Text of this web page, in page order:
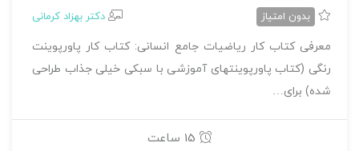
بدون امتیاز دکتر بهزاد کرمانی
معرفی کتاب کار ریاضیات جامع انسانی: کتاب کار پاورپوینت
رنگی (کتاب پاورپوینتهای آموزشی با سبکی خیلی جذاب طراحی
شده) برای…
15 ساعت